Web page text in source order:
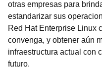
otras empresas para
estandarizar sus
Red Hat Enterprise Linux
convenga, y obtener aún
infraestructura actual con
futuro.